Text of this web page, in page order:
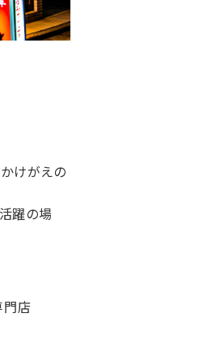
けがえの
躍の場
門店